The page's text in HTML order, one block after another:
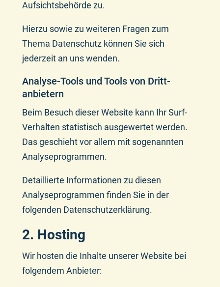
Aufsichtsbehörde zu.
Hierzu sowie zu weiteren Fragen zum
Thema Datenschutz können Sie sich
jederzeit an uns wenden.
Analyse-Tools und Tools von Dritt­
anbietern
Beim Besuch dieser Website kann Ihr Surf-
Verhalten statistisch ausgewertet werden.
Das geschieht vor allem mit sogenannten
Analyseprogrammen.
Detaillierte Informationen zu diesen
Analyseprogrammen finden Sie in der
folgenden Datenschutzerklärung.
2. Hosting
Wir hosten die Inhalte unserer Website bei
folgendem Anbieter: